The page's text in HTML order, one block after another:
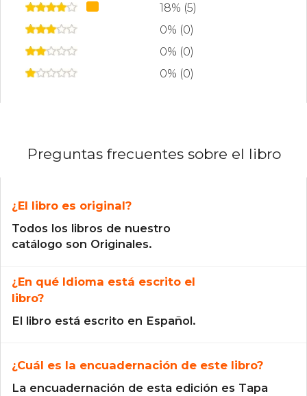
18% (5)
0% (0)
0% (0)
0% (0)
Preguntas frecuentes sobre el libro
¿El libro es original?
Todos los libros de nuestro
catálogo son Originales.
¿En qué Idioma está escrito el
libro?
El libro está escrito en Español.
¿Cuál es la encuadernación de este libro?
La encuadernación de esta edición es Tapa